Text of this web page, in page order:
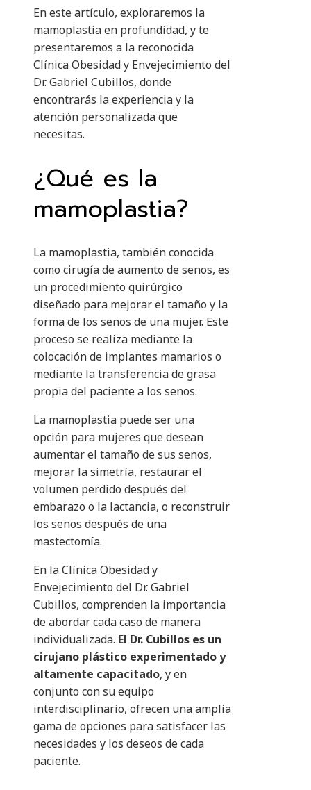
En este artículo, exploraremos la
mamoplastia en profundidad, y te
presentaremos a la reconocida
Clínica Obesidad y Envejecimiento del
Dr. Gabriel Cubillos, donde
encontrarás la experiencia y la
atención personalizada que
necesitas.
¿Qué es la
mamoplastia?
La mamoplastia, también conocida
como cirugía de aumento de senos, es
un procedimiento quirúrgico
diseñado para mejorar el tamaño y la
forma de los senos de una mujer. Este
proceso se realiza mediante la
colocación de implantes mamarios o
mediante la transferencia de grasa
propia del paciente a los senos.
La mamoplastia puede ser una
opción para mujeres que desean
aumentar el tamaño de sus senos,
mejorar la simetría, restaurar el
volumen perdido después del
embarazo o la lactancia, o reconstruir
los senos después de una
mastectomía.
En la Clínica Obesidad y
Envejecimiento del Dr. Gabriel
Cubillos, comprenden la importancia
de abordar cada caso de manera
individualizada. El Dr. Cubillos es un
cirujano plástico experimentado y
altamente capacitado, y en
conjunto con su equipo
interdisciplinario, ofrecen una amplia
gama de opciones para satisfacer las
necesidades y los deseos de cada
paciente.